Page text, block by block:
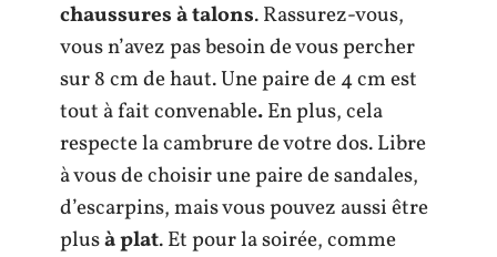
chaussures à talons. Rassurez-vous,
vous n’avez pas besoin de vous percher
sur 8 cm de haut. Une paire de 4 cm est
tout à fait convenable.En plus, cela
respecte la cambrure de votre dos. Libre
à vous de choisir une paire de sandales,
d’escarpins, mais vous pouvez aussi être
plusà plat. Et pour la soirée, comme